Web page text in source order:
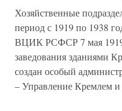
Хозяйственные
период с 1919 по 1938
ВЦИК РСФСР 7 мая 1919
заведования зданиями
создан особый
– Управление Кремлем